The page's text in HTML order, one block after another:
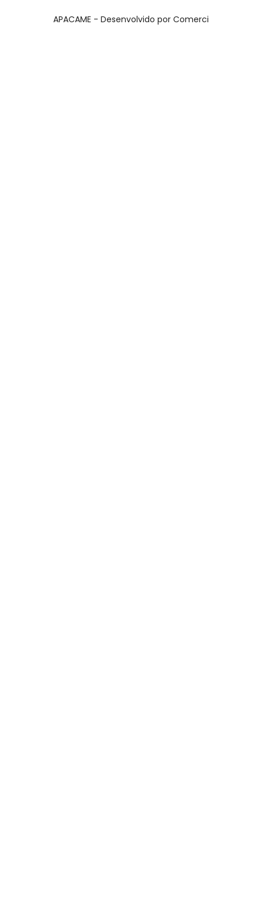
APACAME - Desenvolvido por Comerci